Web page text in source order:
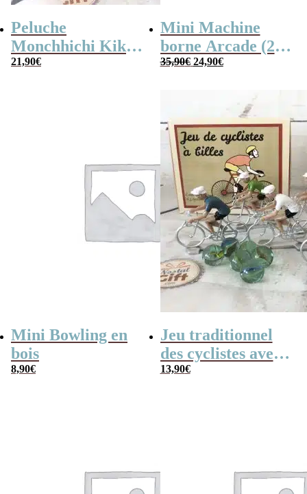
Peluche
Monchhichi Kiki
l’original (20 cm)
21,90€
Mini Machine
borne Arcade (240
jeux)
35,90€ Le
24,90€Le
24,90€.
Mini Bowling en
bois
8,90€
Jeu traditionnel
des cyclistes avec
billes – billes et
13,90€